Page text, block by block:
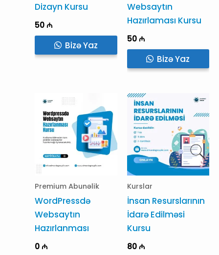
Dizayn Kursu
50₼
Bizə Yaz
Websaytın
Hazırlaması Kursu
50₼
Bizə Yaz
Premium Abunəlik
WordPressdə
Websaytın
Hazırlanması
0₼
Kurslar
İnsan Resurslarının
İdarə Edilməsi
Kursu
80₼